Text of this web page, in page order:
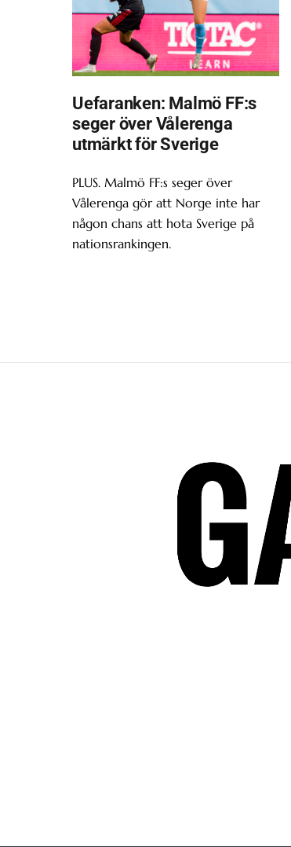
Uefaranken: Malmö FF:s
seger över Vålerenga
utmärkt för Sverige
PLUS. Malmö FF:s seger över
Vålerenga gör att Norge inte har
någon chans att hota Sverige på
nationsrankingen.